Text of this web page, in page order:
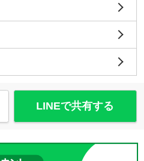
LINEで共有する